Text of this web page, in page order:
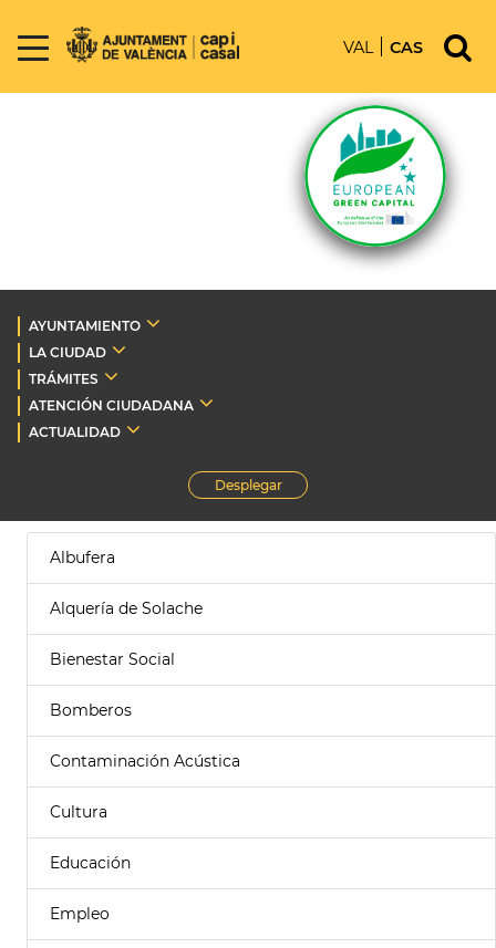
VAL CAS
AYUNTAMIENTO
LA CIUDAD
TRÁMITES
ATENCIÓN CIUDADANA
ACTUALIDAD
Desplegar
Albufera
Alquería de Solache
Bienestar Social
Bomberos
Contaminación Acústica
Cultura
Educación
Empleo